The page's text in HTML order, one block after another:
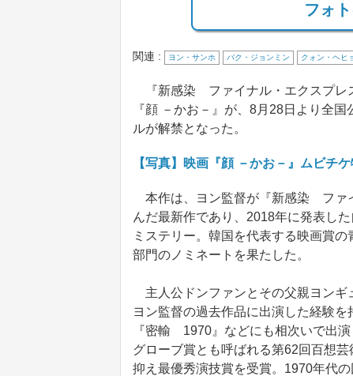
フォ
関連 : ヨン・サンホ パク・ジョンミン クォン・ヘヒ
『新感染 ファイナル・エクスプレ
『顔 －かお－』が、8月28日より全
ルが解禁となった。
【写真】映画『顔 －かお－』ムビチ
本作は、ヨン監督が『新感染 ファ
んだ最新作であり、2018年に発表し
ミステリー。韓国を代表する映画賞
部門のノミネートを果たした。
主人公ドンファンとその父親ヨンギ
ヨン監督の過去作品に出演した経験を
『密輸 1970』などにも相次いで出
グローブ賞とも呼ばれる第62回百想
抑え最優秀演技賞を受賞。1970年代